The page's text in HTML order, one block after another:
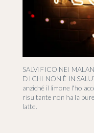
SALVIFICO NEI
DI CHI NON È IN
anziché il limone l'ho
risultante non ha la
latte.